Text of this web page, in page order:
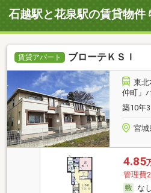
石越駅と花泉駅の賃貸物件
賃貸アパート ブローテＫＳＩ
東北
仲町」
築10年
宮城
4.85
管理費
なし